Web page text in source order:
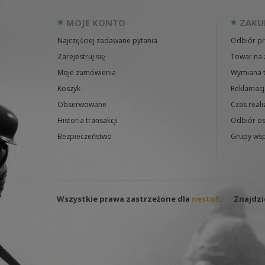
MOJE KONTO
Najczęściej zadawane pytania
Zarejestruj się
Moje zamówienia
Koszyk
Obserwowane
Historia transakcji
Bezpieczeństwo
Odbiór
Towar na
Wymiana
Czas
Odbiór
Grupy
Wszystkie prawa zastrzeżone dla nestof.